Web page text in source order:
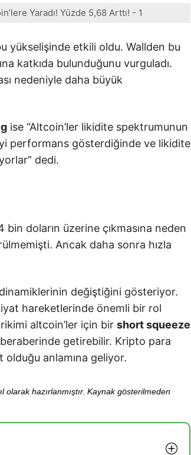
Yaradı! Yüzde 5,68 Arttı! - 1
yükselişinde etkili oldu. Wallden bu
katkıda bulunduğunu vurguladı.
nedeniyle daha büyük
ise “Altcoin’ler likidite spektrumunun
performans gösterdiğinde ve likidite
dedi.
doların üzerine çıkmasına neden
Ancak daha sonra hızla
değiştiğini gösteriyor.
hareketlerinde önemli bir rol
altcoin’ler için bir short squeeze
getirebilir. Kripto para
olduğu anlamına geliyor.
hazırlanmıştır. Kaynak gösterilmeden